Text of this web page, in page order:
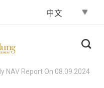
NAV Report On 08.09.2024